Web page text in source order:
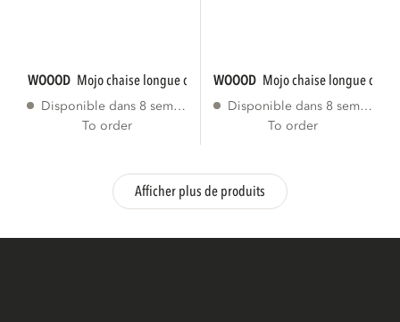
WOOOD mojo chaise longue canape gauche...
Disponible dans 8 semaines
To order
WOOOD mojo chaise longue
Disponible dans 8 semaines
To order
Afficher plus de produits